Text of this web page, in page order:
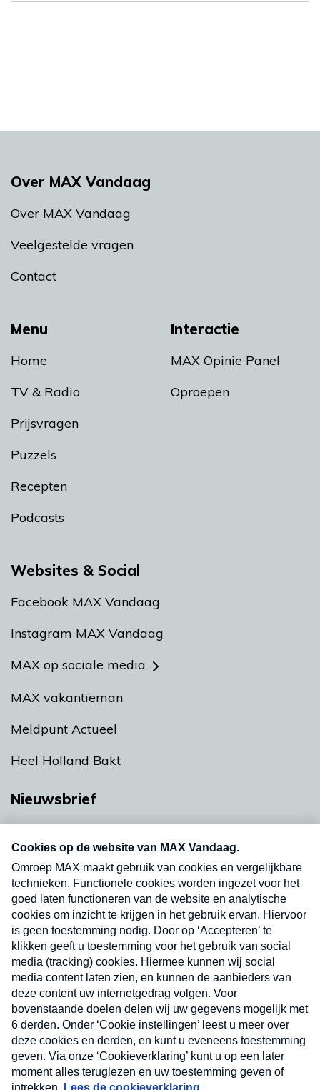
Menu
Home
TV & Radio
Prijsvragen
Puzzels
Recepten
Podcasts
Interactie
MAX Opinie Panel
Oproepen
Over MAX Vandaag
Over MAX Vandaag
Veelgestelde vragen
Contact
Websites & Social
Facebook MAX Vandaag
Instagram MAX Vandaag
MAX op sociale media
MAX vakantieman
Meldpunt Actueel
Heel Holland Bakt
Nieuwsbrief
Neem hier een gratis abonnement op onze
nieuwsbrief. Elke vrijdag- en dinsdagochtend in
uw mailbox.
Verzend
Nieuwsbrief
Neem hier een gratis abonnement op onze
nieuwsbrief. Elke vrijdag- en dinsdagochtend in uw